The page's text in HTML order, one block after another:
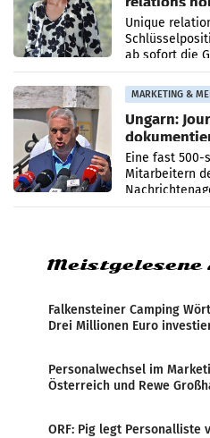
Unique
ab sofort die
PR-Agentur
Anna Kalina-
MARKETING &
Ungarn:
Zensur
Eine fast 500-
Mitarbeitern
Meistgelesene
Falkensteiner Camping
Drei Millionen Euro
Personalwechsel im
Österreich und Rewe
ORF: Pig legt Personalliste